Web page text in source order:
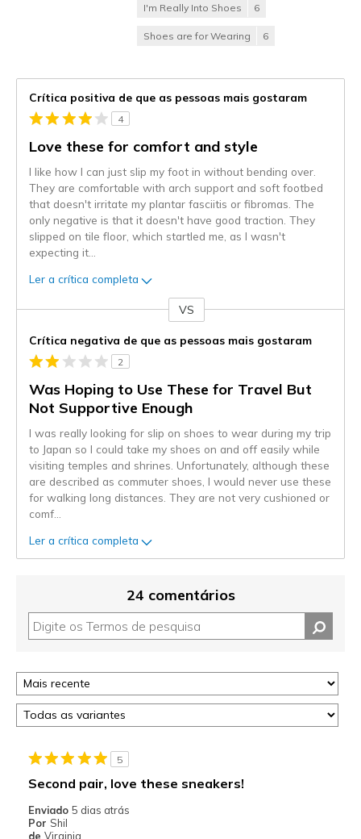
I'm Really Into Shoes 6
Shoes are for Wearing 6
Crítica positiva de que as pessoas mais gostaram
4
Love these for comfort and style
I like how I can just slip my foot in without bending over.
They are comfortable with arch support and soft footbed
that doesn't irritate my plantar fasciitis or fibromas. The
only negative is that it doesn't have good traction. They
slipped on tile floor, which startled me, as I wasn't
expecting it
Ler a crítica completa
VS
Crítica negativa de que as pessoas mais gostaram
2
Was Hoping to Use These for Travel But
Not Supportive Enough
I was really looking for slip on shoes to wear during my trip
to Japan so I could take my shoes on and off easily while
visiting temples and shrines. Unfortunately, although these
are described as commuter shoes, I would never use these
for walking long distances. They are not very cushioned or
comf
Ler a crítica completa
24 comentários
5
Second pair, love these sneakers!
Enviado 5 dias atrás
Por Shil
de Virginia